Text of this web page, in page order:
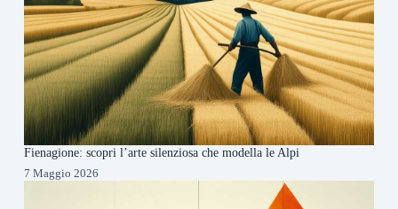
Fienagione: scopri l’arte silenziosa che modella le Alpi
7 Maggio 2026